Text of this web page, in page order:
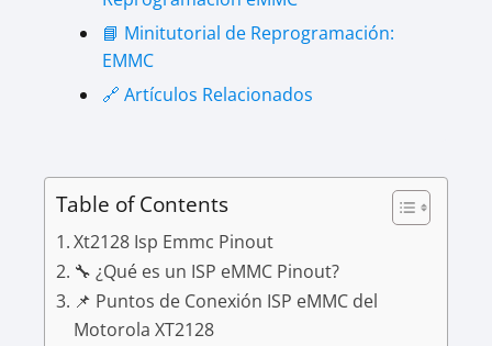
📘 Minitutorial de Reprogramación:
EMMC
🔗 Artículos Relacionados
Table of Contents
Xt2128 Isp Emmc Pinout
🔧 ¿Qué es un ISP eMMC Pinout?
📌 Puntos de Conexión ISP eMMC del
Motorola XT2128